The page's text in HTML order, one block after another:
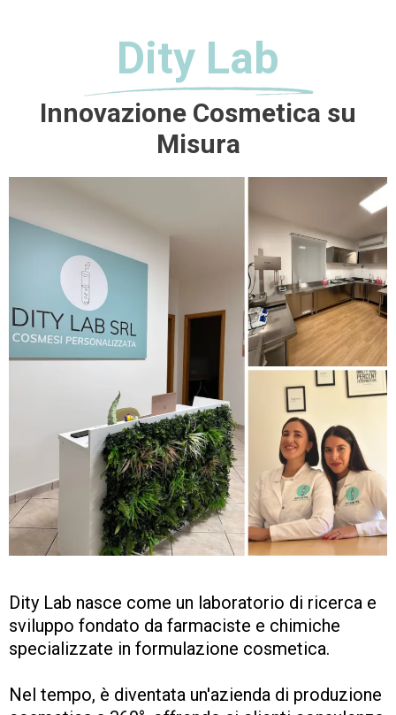
Dity Lab
Innovazione Cosmetica su
Misura
Dity Lab nasce come un laboratorio di ricerca e
sviluppo fondato da farmaciste e chimiche
specializzate in formulazione cosmetica.
Nel tempo, è diventata un'azienda di produzione